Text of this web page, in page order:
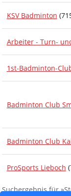
Suchergebnis für
KSV Badminton
Arbeiter - Turn-
1st-Badminton-
Badminton Club
Badminton Club
ProSports Lieboch